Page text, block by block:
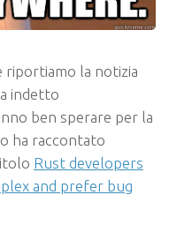
riportiamo la notizia
indetto
ben sperare per la
ha raccontato
Rust developers
and prefer bug